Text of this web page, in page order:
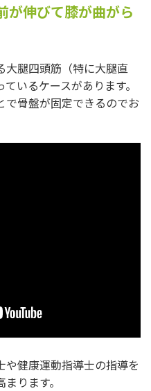
が伸びて膝が曲がら
大腿四頭筋（特に大腿直
いるケースがあります。
骨盤が固定できるのでお
や健康運動指導士の指導を
ります。